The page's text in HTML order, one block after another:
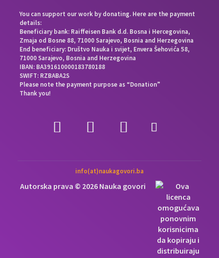
You can support our work by donating. Here are the payment
details:
Beneficiary bank: Raiffeisen Bank d.d. Bosna i Hercegovina,
Zmaja od Bosne 88, 71000 Sarajevo, Bosnia and Herzegovina
End beneficiary: Društvo Nauka i svijet, Envera Šehovića 58,
71000 Sarajevo, Bosnia and Herzegovina
IBAN: BA391610000183780188
SWIFT: RZBABA2S
Please note the payment purpose as “Donation”
Thank you!
info(at)naukagovori.ba
Autorska prava © 2026 Nauka govori